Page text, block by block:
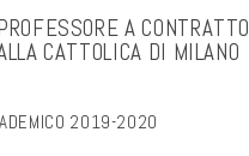
A CONTRATTO
CATTOLICA DI MILANO
2019-2020